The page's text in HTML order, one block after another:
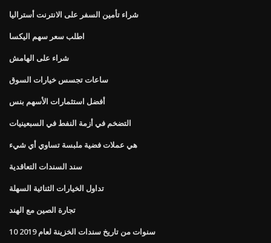
شراء تأمين السفر على الانترنت أستراليا
اطلب سعر سهم اليكسا
شراء على الهامش
ساعات تجسس خيارات السوق
أفضل استثمارات الأسهم بنس
التضخم في أزمة النفط في السبعينيات
هي عملات فضية ملبسة تساوي أي شيء
سند السندات التعاقدية
تداول الخيارات الثنائية السهلة
تجارة الصين مع الهند
10 سنوات من تاريخ سندات الخزينة لعام 2019